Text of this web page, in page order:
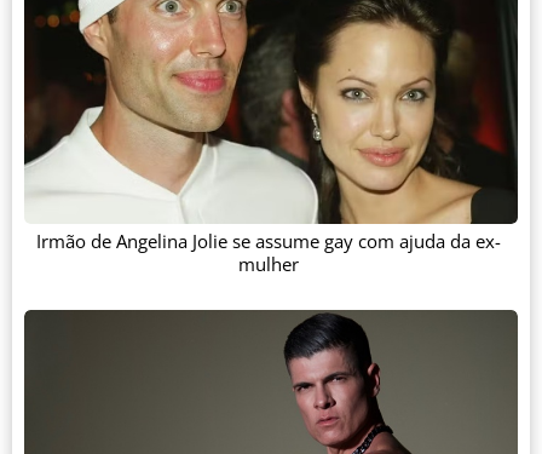
Irmão de Angelina Jolie se assume gay com ajuda da ex-
mulher